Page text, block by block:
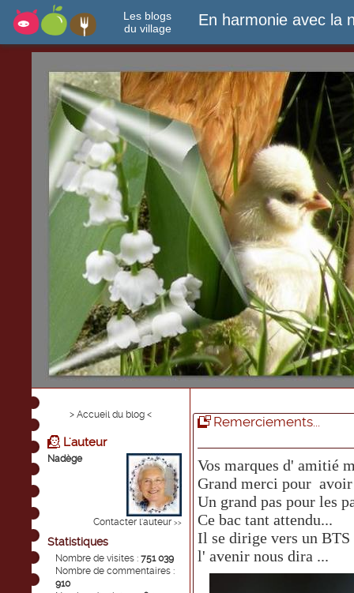
Les blogs
du village
En harmonie avec la
> Accueil du blog <
L'auteur
Nadège
Contacter l'auteur >>
Statistiques
Nombre de visites : 751 039
Nombre de commentaires :
910
Remerciements...
Vos marques d' amitié
Grand merci pour
Un grand pas pour les
Ce bac tant attendu...
Il se dirige vers un
l' avenir nous dira ...